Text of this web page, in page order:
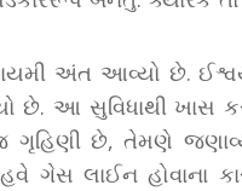
અંત આવ્યો છે.
આ સુવિધાથી ખાસ
ગૃહિણી છે, તેમણે
હવે ગેસ લાઈન